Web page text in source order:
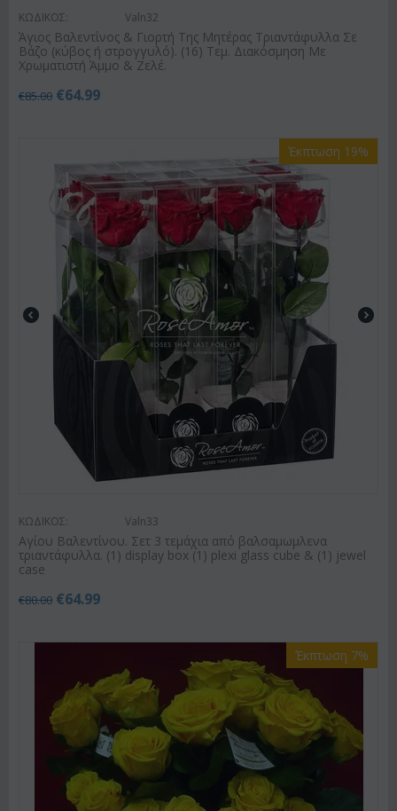
ΚΩΔΙΚΟΣ: Valn32
Άγιος Βαλεντίνος & Γιορτή Της Μητέρας Τριαντάφυλλα Σε
Βάζο (κύβος ή στρογγυλό). (16) Τεμ. Διακόσμηση Με
Χρωματιστή Άμμο & Ζελέ.
€85.00 €64.99
Έκπτωση 19%
ΚΩΔΙΚΟΣ: Valn33
Αγίου Βαλεντίνου. Σετ 3 τεμάχια από βαλσαμωμλενα
τριαντάφυλλα. (1) display box (1) plexi glass cube & (1) jewel
case
€80.00 €64.99
Έκπτωση 7%